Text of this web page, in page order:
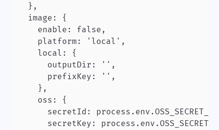
  },
  image: {
    enable: false,
    platform: 'local',
    local: {
      outputDir: '',
      prefixKey: '',
    },
    oss: {
secretId:
secretKey: